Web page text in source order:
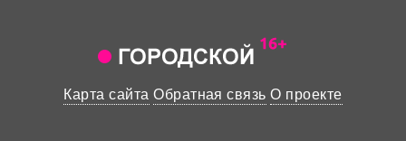
Карта сайта Обратная связь О проекте